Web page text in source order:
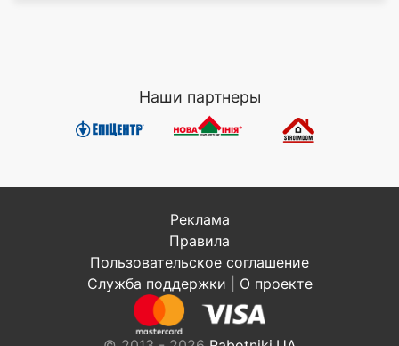
Наши партнеры
Реклама
Правила
Пользовательское соглашение
Служба поддержки
О проекте